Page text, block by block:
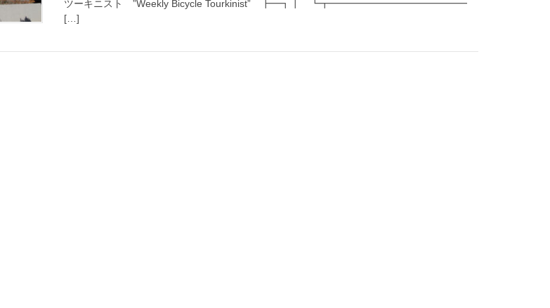
ツーキニスト ”Weekly Bicycle Tourkinist” ┣━┓┃ ┗┳━━━━━━━━━━━━━━
[…]